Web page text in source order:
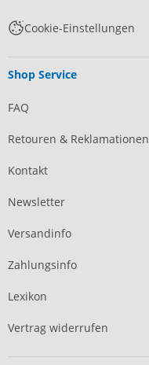
Cookie-Einstellungen
Shop Service
FAQ
Retouren & Reklamationen
Kontakt
Newsletter
Versandinfo
Zahlungsinfo
Lexikon
Vertrag widerrufen